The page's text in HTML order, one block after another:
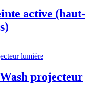
active (haut-
projecteur